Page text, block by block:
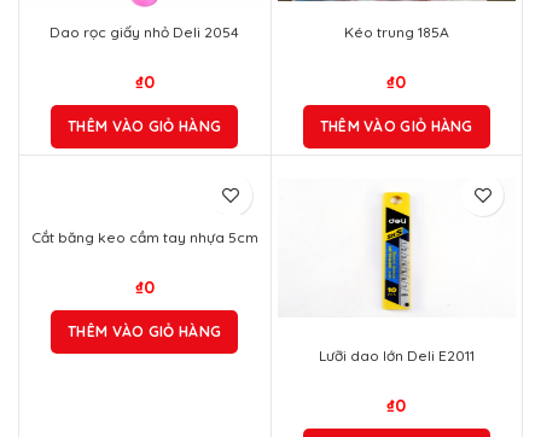
Dao rọc giấy nhỏ Deli 2054
₫0
THÊM VÀO GIỎ HÀNG
Kéo trung 185A
₫0
THÊM VÀO GIỎ HÀNG
Cắt băng keo cầm tay nhựa 5cm
₫0
THÊM VÀO GIỎ HÀNG
Lưỡi dao lớn Deli E2011
₫0